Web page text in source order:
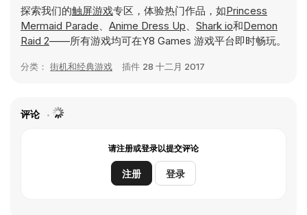
探索我们的触屏游戏专区，体验热门作品，如Princess
Mermaid Parade、 Anime Dress Up、 Shark io和Demon
Raid 2——所有游戏均可在Y8 Games 游戏平台即时畅玩。
分类： 街机和经典游戏 插件 28 十二月 2017
评论
请注册或登录以提交评论
注册 登录